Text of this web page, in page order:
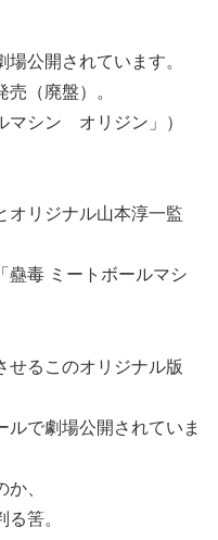
公開されています。
（廃盤）。
マシン オリジン」）
オリジナル山本淳一監
蠱毒 ミートボールマシ
せるこのオリジナル版
ルで劇場公開されていま
、
筈。